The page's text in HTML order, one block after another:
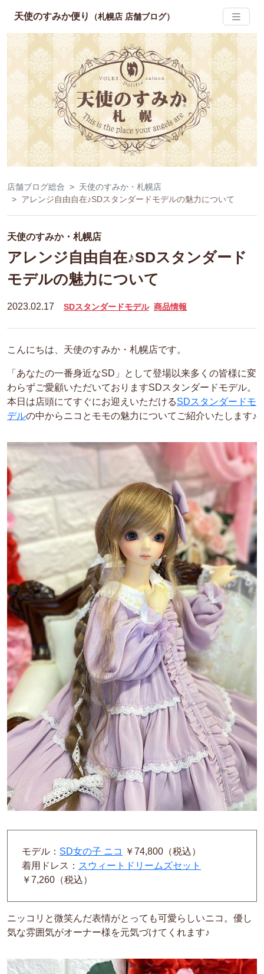
天使のすみか便り （札幌店 店舗ブログ）
店舗ブログ総合
天使のすみか・札幌店
アレンジ自由自在♪SDスタンダードモデルの魅力について
天使のすみか・札幌店
アレンジ自由自在♪SDスタンダード
モデルの魅力について
2023.02.17 SDスタンダードモデル 商品情報
こんにちは、天使のすみか・札幌店です。
「あなたの一番身近なSD」として登場以来多くの皆様に変
わらずご愛顧いただいておりますSDスタンダードモデル。
本日は店頭にてすぐにお迎えいただけるSDスタンダードモ
デルの中からニコとモモの魅力についてご紹介いたします♪
モデル： SD女の子 ニコ
￥74,800（税込）
着用ドレス： スウィートドリームズセット
￥7,260（税込）
ニッコリと微笑んだ表情がとっても可愛らしいニコ。優し
気な雰囲気がオーナー様を元気づけてくれます♪